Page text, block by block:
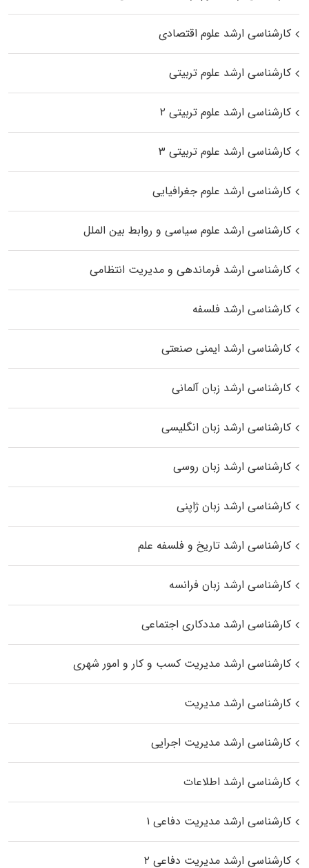
کارشناسی ارشد علوم اقتصادی
کارشناسی ارشد علوم تربیتی
کارشناسی ارشد علوم تربیتی ۲
کارشناسی ارشد علوم تربیتی ۳
کارشناسی ارشد علوم جغرافیایی
کارشناسی ارشد علوم سیاسی و روابط بین الملل
کارشناسی ارشد فرماندهی و مدیریت انتظامی
کارشناسی ارشد فلسفه
کارشناسی ارشد ایمنی صنعتی
کارشناسی ارشد زبان آلمانی
کارشناسی ارشد زبان انگلیسی
کارشناسی ارشد زبان روسی
کارشناسی ارشد زبان ژاپنی
کارشناسی ارشد تاریخ و فلسفه علم
کارشناسی ارشد زبان فرانسه
کارشناسی ارشد مددکاری اجتماعی
کارشناسی ارشد مدیریت کسب و کار و امور شهری
کارشناسی ارشد مدیریت
کارشناسی ارشد مدیریت اجرایی
کارشناسی ارشد اطلاعات
کارشناسی ارشد مدیریت دفاعی ۱
کارشناسی ارشد مدیریت دفاعی ۲